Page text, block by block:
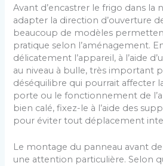
Avant d’encastrer le frigo dans la
adapter la direction d’ouverture
beaucoup de modèles
pratique selon l’aménagement.
délicatement l’appareil, à l’aide
au niveau à bulle, très important
déséquilibre qui pourrait affecter
porte ou le fonctionnement de
bien calé, fixez-le à l’aide des
pour éviter tout déplacement
Le montage du panneau avant
une attention particulière. Selon